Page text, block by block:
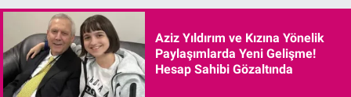
Aziz Yıldırım ve Kızına Yönelik
Paylaşımlarda Yeni Gelişme!
Hesap Sahibi Gözaltında